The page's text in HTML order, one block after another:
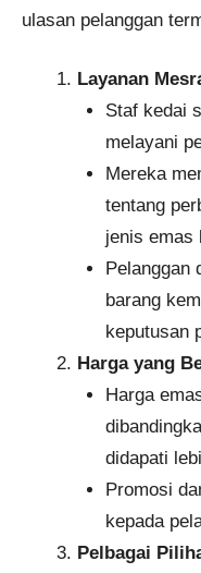
ulasan pelanggan
Layanan
Staf kedai
melayani
Mereka
tentang
jenis emas
Pelanggan
barang
keputusan
Harga yang
Harga
didapati
Promosi
kepada
Pelbagai